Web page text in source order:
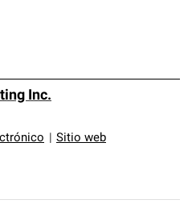
profesionales de techos
y requisitos estrictos
Inc.
Sitio web